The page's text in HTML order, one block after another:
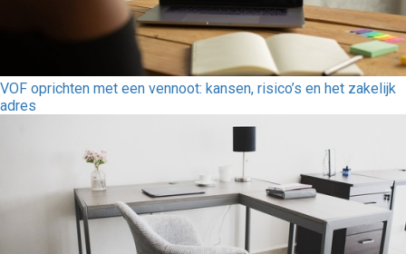
VOF oprichten met een vennoot: kansen, risico’s en het zakelijk
adres